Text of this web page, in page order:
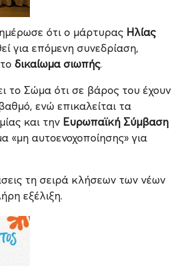
ότι ο μάρτυρας Ηλίας
για επόμενη συνεδρίαση,
δικαίωμα σιωπής.
το Σώμα ότι σε βάρος του έχουν
ενώ επικαλείται τα
και την Ευρωπαϊκή Σύμβαση
«μη αυτοενοχοποίησης» για
τη σειρά κλήσεων των νέων
εξέλιξη.